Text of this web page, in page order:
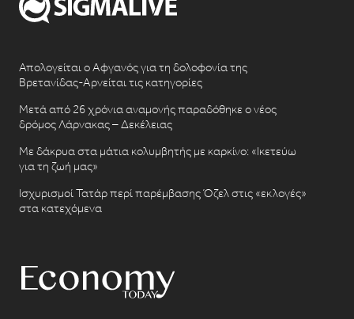
Απολογείται ο Αφγανός για τη δολοφονία της
Βρετανίδας-Αρνείται τις κατηγορίες
Μετά από 26 χρόνια αναμονής παραδόθηκε ο νέος
δρόμος Λάρνακας – Δεκέλειας
Με δάκρυα στα μάτια κολυμβητής με καρκίνο: «Ικετεύω
για τη ζωή μας»
Ισχυρισμοί Τατάρ περί παρέμβασης Όζελ στις «εκλογές»
στα κατεχόμενα